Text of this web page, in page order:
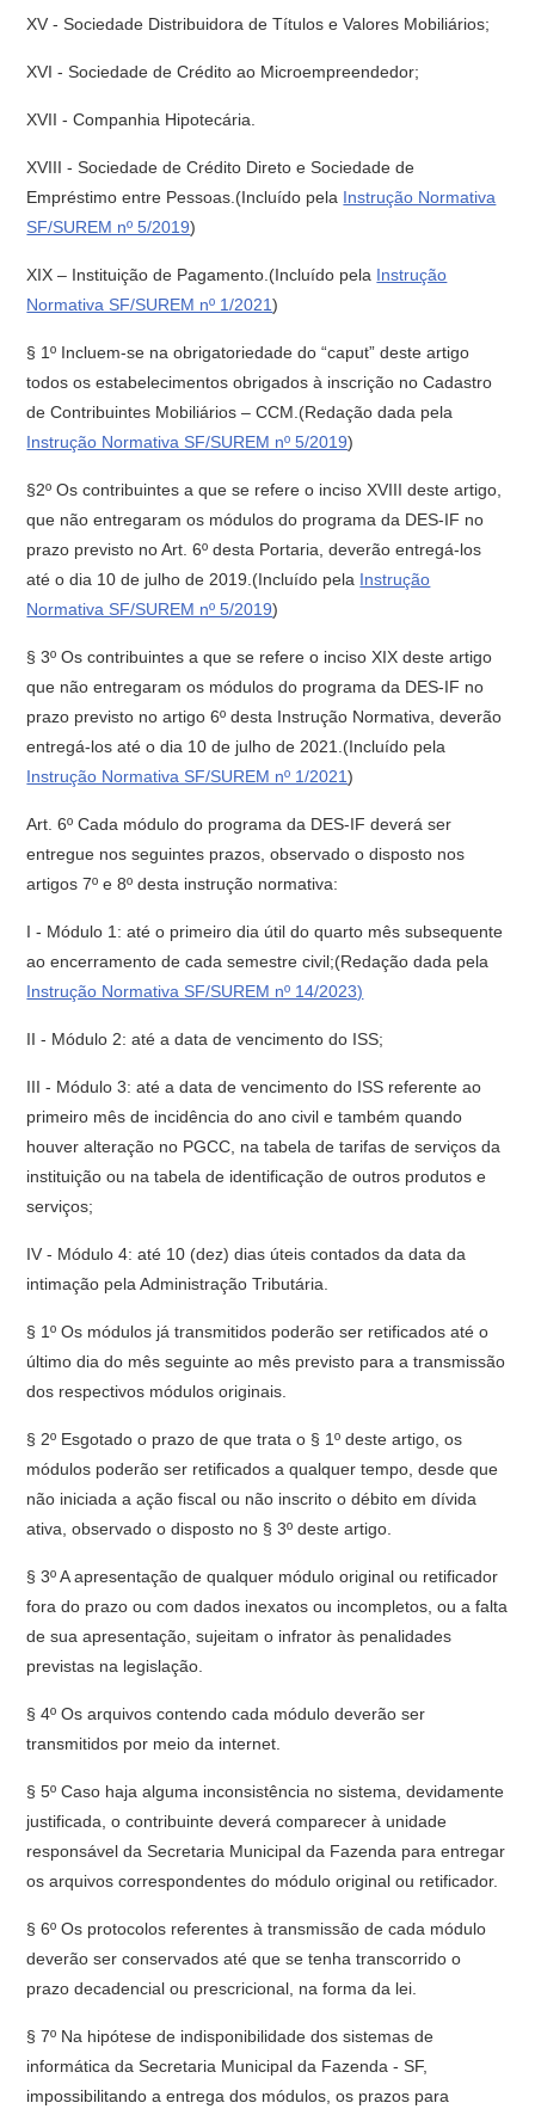
XV - Sociedade Distribuidora de Títulos e Valores Mobiliários;
XVI - Sociedade de Crédito ao Microempreendedor;
XVII - Companhia Hipotecária.
XVIII - Sociedade de Crédito Direto e Sociedade de
Empréstimo entre Pessoas.(Incluído pela Instrução Normativa
SF/SUREM nº 5/2019)
XIX – Instituição de Pagamento.(Incluído pela Instrução
Normativa SF/SUREM nº 1/2021)
§ 1º Incluem-se na obrigatoriedade do “caput” deste artigo
todos os estabelecimentos obrigados à inscrição no Cadastro
de Contribuintes Mobiliários – CCM.(Redação dada pela
Instrução Normativa SF/SUREM nº 5/2019)
§2º Os contribuintes a que se refere o inciso XVIII deste artigo,
que não entregaram os módulos do programa da DES-IF no
prazo previsto no Art. 6º desta Portaria, deverão entregá-los
até o dia 10 de julho de 2019.(Incluído pela Instrução
Normativa SF/SUREM nº 5/2019)
§ 3º Os contribuintes a que se refere o inciso XIX deste artigo
que não entregaram os módulos do programa da DES-IF no
prazo previsto no artigo 6º desta Instrução Normativa, deverão
entregá-los até o dia 10 de julho de 2021.(Incluído pela
Instrução Normativa SF/SUREM nº 1/2021)
Art. 6º Cada módulo do programa da DES-IF deverá ser
entregue nos seguintes prazos, observado o disposto nos
artigos 7º e 8º desta instrução normativa:
I - Módulo 1: até o primeiro dia útil do quarto mês subsequente
ao encerramento de cada semestre civil;(Redação dada pela
Instrução Normativa SF/SUREM nº 14/2023)
II - Módulo 2: até a data de vencimento do ISS;
III - Módulo 3: até a data de vencimento do ISS referente ao
primeiro mês de incidência do ano civil e também quando
houver alteração no PGCC, na tabela de tarifas de serviços da
instituição ou na tabela de identificação de outros produtos e
serviços;
IV - Módulo 4: até 10 (dez) dias úteis contados da data da
intimação pela Administração Tributária.
§ 1º Os módulos já transmitidos poderão ser retificados até o
último dia do mês seguinte ao mês previsto para a transmissão
dos respectivos módulos originais.
§ 2º Esgotado o prazo de que trata o § 1º deste artigo, os
módulos poderão ser retificados a qualquer tempo, desde que
não iniciada a ação fiscal ou não inscrito o débito em dívida
ativa, observado o disposto no § 3º deste artigo.
§ 3º A apresentação de qualquer módulo original ou retificador
fora do prazo ou com dados inexatos ou incompletos, ou a falta
de sua apresentação, sujeitam o infrator às penalidades
previstas na legislação.
§ 4º Os arquivos contendo cada módulo deverão ser
transmitidos por meio da internet.
§ 5º Caso haja alguma inconsistência no sistema, devidamente
justificada, o contribuinte deverá comparecer à unidade
responsável da Secretaria Municipal da Fazenda para entregar
os arquivos correspondentes do módulo original ou retificador.
§ 6º Os protocolos referentes à transmissão de cada módulo
deverão ser conservados até que se tenha transcorrido o
prazo decadencial ou prescricional, na forma da lei.
§ 7º Na hipótese de indisponibilidade dos sistemas de
informática da Secretaria Municipal da Fazenda - SF,
impossibilitando a entrega dos módulos, os prazos para